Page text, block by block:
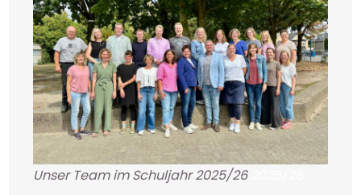
Unser Team im Schuljahr 2025/262025/26